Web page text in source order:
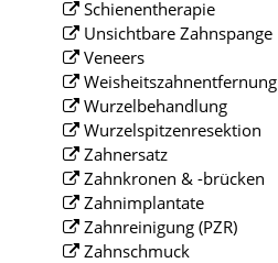
Schienentherapie
Unsichtbare Zahnspange
Veneers
Weisheitszahnentfernung
Wurzelbehandlung
Wurzelspitzenresektion
Zahnersatz
Zahnkronen & -brücken
Zahnimplantate
Zahnreinigung (PZR)
Zahnschmuck